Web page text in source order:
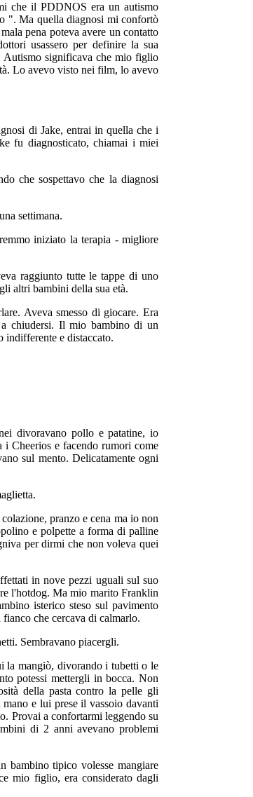
che il PDDNOS era un autismo
". Ma quella diagnosi mi confortò
pena poteva avere un contatto
usassero per definire la sua
Autismo significava che mio figlio
Lo avevo visto nei film, lo avevo
di Jake, entrai in quella che i
fu diagnosticato, chiamai i miei
che sospettavo che la diagnosi
settimana.
iniziato la terapia - migliore
raggiunto tutte le tappe di uno
altri bambini della sua età.
Aveva smesso di giocare. Era
chiudersi. Il mio bambino di un
indifferente e distaccato.
divoravano pollo e patatine, io
Cheerios e facendo rumori come
sul mento. Delicatamente ogni
pranzo e cena ma io non
e polpette a forma di palline
per dirmi che non voleva quei
in nove pezzi uguali sul suo
l'hotdog. Ma mio marito Franklin
isterico steso sul pavimento
che cercava di calmarlo.
Sembravano piacergli.
la mangiò, divorando i tubetti o le
potessi mettergli in bocca. Non
della pasta contro la pelle gli
e lui prese il vassoio davanti
Provai a confortarmi leggendo su
di 2 anni avevano problemi
bambino tipico volesse mangiare
mio figlio, era considerato dagli